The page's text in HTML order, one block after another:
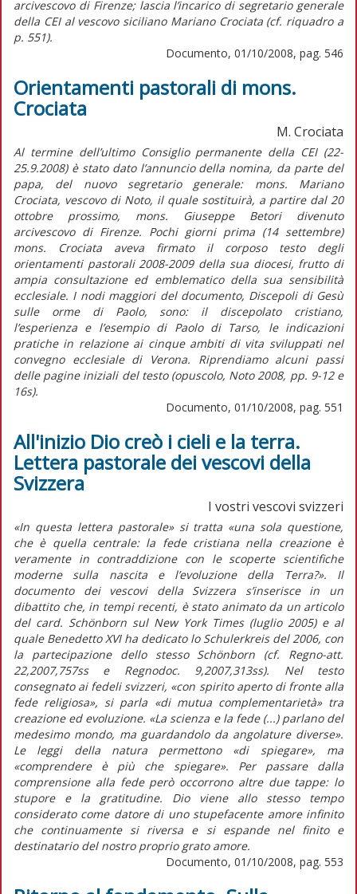
arcivescovo di Firenze; lascia l’incarico di segretario generale
della CEI al vescovo siciliano Mariano Crociata (cf. riquadro a
p. 551).
Documento, 01/10/2008, pag. 546
Orientamenti pastorali di mons.
Crociata
M. Crociata
Al termine dell’ultimo Consiglio permanente della CEI (22-
25.9.2008) è stato dato l’annuncio della nomina, da parte del
papa, del nuovo segretario generale: mons. Mariano
Crociata, vescovo di Noto, il quale sostituirà, a partire dal 20
ottobre prossimo, mons. Giuseppe Betori divenuto
arcivescovo di Firenze. Pochi giorni prima (14 settembre)
mons. Crociata aveva firmato il corposo testo degli
orientamenti pastorali 2008-2009 della sua diocesi, frutto di
ampia consultazione ed emblematico della sua sensibilità
ecclesiale. I nodi maggiori del documento, Discepoli di Gesù
sulle orme di Paolo, sono: il discepolato cristiano,
l’esperienza e l’esempio di Paolo di Tarso, le indicazioni
pratiche in relazione ai cinque ambiti di vita sviluppati nel
convegno ecclesiale di Verona. Riprendiamo alcuni passi
delle pagine iniziali del testo (opuscolo, Noto 2008, pp. 9-12 e
16s).
Documento, 01/10/2008, pag. 551
All'inizio Dio creò i cieli e la terra.
Lettera pastorale dei vescovi della
Svizzera
I vostri vescovi svizzeri
«In questa lettera pastorale» si tratta «una sola questione,
che è quella centrale: la fede cristiana nella creazione è
veramente in contraddizione con le scoperte scientifiche
moderne sulla nascita e l’evoluzione della Terra?». Il
documento dei vescovi della Svizzera s’inserisce in un
dibattito che, in tempi recenti, è stato animato da un articolo
del card. Schönborn sul New York Times (luglio 2005) e al
quale Benedetto XVI ha dedicato lo Schulerkreis del 2006, con
la partecipazione dello stesso Schönborn (cf. Regno-att.
22,2007,757ss e Regnodoc. 9,2007,313ss). Nel testo
consegnato ai fedeli svizzeri, «con spirito aperto di fronte alla
fede religiosa», si parla «di mutua complementarietà» tra
creazione ed evoluzione. «La scienza e la fede (...) parlano del
medesimo mondo, ma guardandolo da angolature diverse».
Le leggi della natura permettono «di spiegare», ma
«comprendere è più che spiegare». Per passare dalla
comprensione alla fede però occorrono altre due tappe: lo
stupore e la gratitudine. Dio viene allo stesso tempo
considerato come datore di uno stupefacente amore infinito
che continuamente si riversa e si espande nel finito e
destinatario del nostro proprio grato amore.
Documento, 01/10/2008, pag. 553